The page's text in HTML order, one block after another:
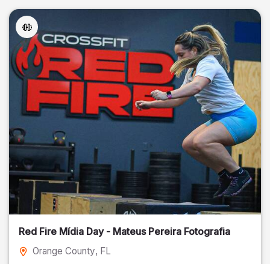
Red Fire Mídia Day - Mateus Pereira Fotografia
Orange County, FL